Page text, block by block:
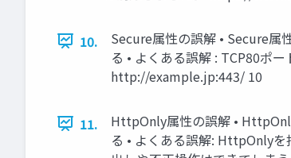
10.
Secure属性の誤解 • Secure属
る • よくある誤解 : TCP80ポ
http://example.jp:443/ 10
11.
HttpOnly属性の誤解 •
る • よくある誤解: HttpOnly